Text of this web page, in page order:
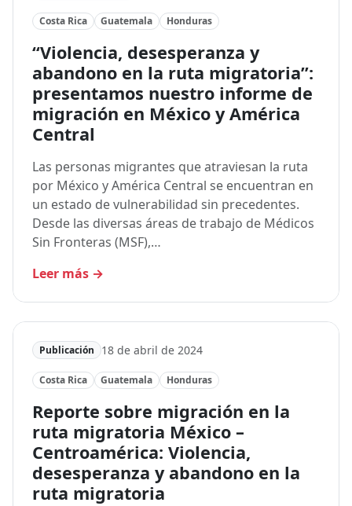
Costa Rica Guatemala Honduras
“Violencia, desesperanza y
abandono en la ruta migratoria”:
presentamos nuestro informe de
migración en México y América
Central
Las personas migrantes que atraviesan la ruta
por México y América Central se encuentran en
un estado de vulnerabilidad sin precedentes.
Desde las diversas áreas de trabajo de Médicos
Sin Fronteras (MSF),…
Leer más →
Publicación 18 de abril de 2024
Costa Rica Guatemala Honduras
Reporte sobre migración en la
ruta migratoria México –
Centroamérica: Violencia,
desesperanza y abandono en la
ruta migratoria